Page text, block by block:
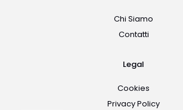
Chi Siamo
Contatti
Legal
Cookies
Privacy Policy